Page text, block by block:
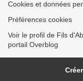
Cookies et données
Préférences cookies
Voir le profil de Fils
portail Overblog